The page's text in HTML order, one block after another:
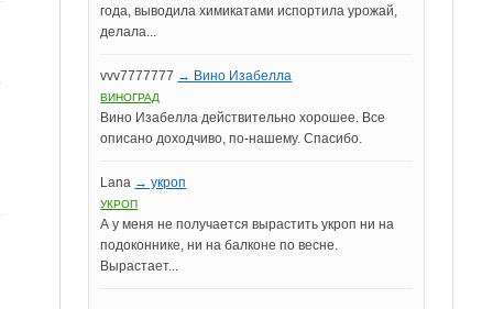
года, выводила химикатами испортила урожай,
делала...
vvv7777777 → Вино Изабелла
ВИНОГРАД
Вино Изабелла действительно хорошее. Все
описано доходчиво, по-нашему. Спасибо.
Lana → укроп
УКРОП
А у меня не получается вырастить укроп ни на
подоконнике, ни на балконе по весне.
Вырастает...